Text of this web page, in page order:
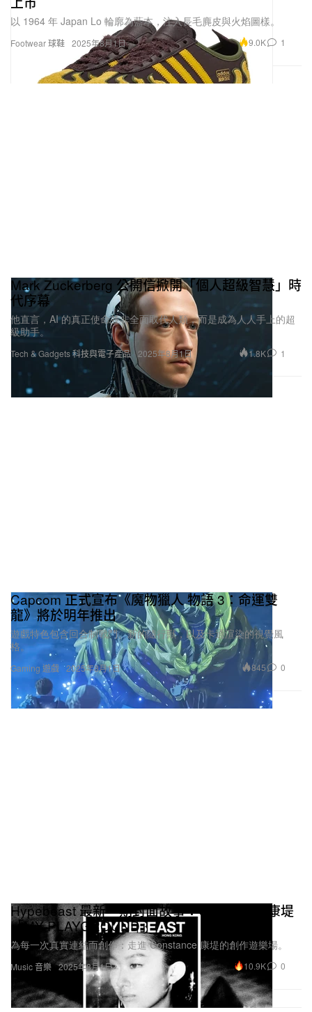
Footwear 球鞋
以 1964 年 Japan Lo 輪廓為藍本，注入長毛麂皮與火焰圖樣。
2025年8月1日 9.0K 1
Tech & Gadgets 科技與電子產品
Mark Zuckerberg 公開信掀開「個人超級智慧」時
代序幕
他直言，AI 的真正使命並非全面取代人類，而是成為人人手上的超
級助手。
2025年8月1日 1.8K 1
Gaming 遊戲
Capcom 正式宣布《魔物獵人 物語 3：命運雙
龍》將於明年推出
遊戲特色包含回合制戰鬥、新的隨行獸，以及卡通渲染的視覺風
格。
2025年8月1日 845 0
Music 音樂
Hypebeast 最新一期封面故事：Constance 康堤
「MY PLAYGROUND」
為每一次真實連結而創作：走進 Constance 康堤的創作遊樂場。
2025年8月1日 10.9K 0